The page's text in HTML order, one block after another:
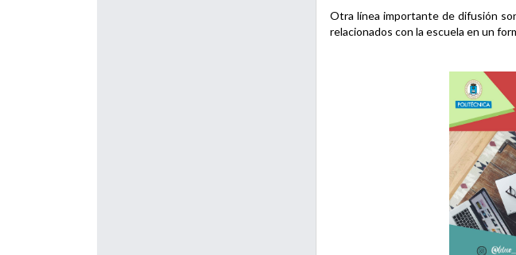
Otra línea importante de difusión
relacionados con la escuela en un